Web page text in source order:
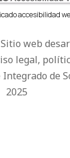
accesibilidad
web
legal,
de
2025